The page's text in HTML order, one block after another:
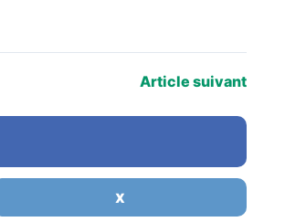
Article suivant
X